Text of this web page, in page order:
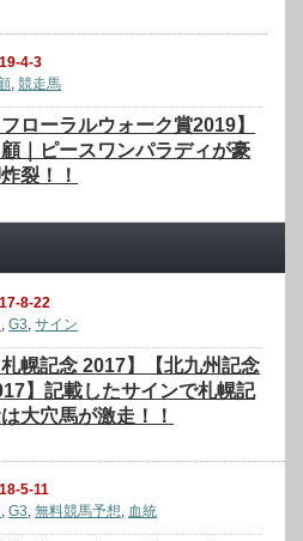
4-3
,競走馬
フローラルウォーク賞2019】
顧｜ピースワンパラディが豪
裂！！
8-22
,G3 ,サイン
札幌記念 2017】【北九州記念
】記載したサインで札幌記
大穴馬が激走！！
5-11
,G3,無料競馬予想, 血統